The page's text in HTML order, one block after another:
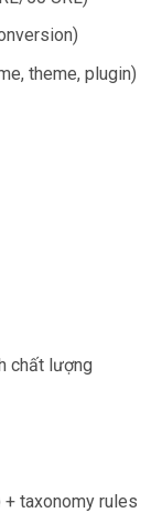
theme, plugin)
chất lượng
taxonomy rules